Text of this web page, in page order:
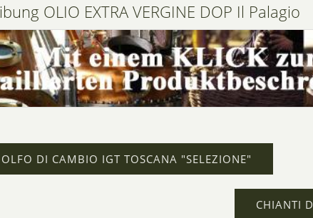
OLIO EXTRA VERGINE DOP Il Palagio
DI CAMBIO IGT TOSCANA "SELEZIONE"
CHIANTI